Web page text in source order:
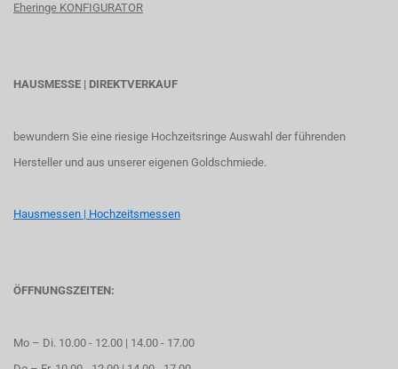
Eheringe KONFIGURATOR
HAUSMESSE | DIREKTVERKAUF
bewundern Sie eine riesige Hochzeitsringe Auswahl der führenden
Hersteller und aus unserer eigenen Goldschmiede.
Hausmessen | Hochzeitsmessen
ÖFFNUNGSZEITEN:
Mo – Di. 10.00 - 12.00 | 14.00 - 17.00